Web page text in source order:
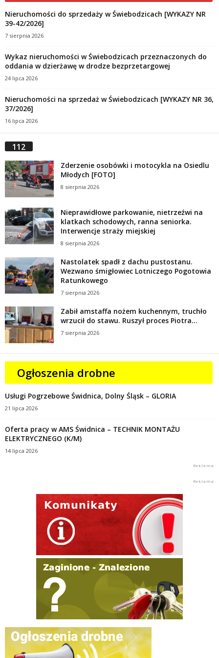
Nieruchomości do sprzedaży w Świebodzicach [WYKAZY NR
39-42/2026]
7 sierpnia 2026
Wykaz nieruchomości w Świebodzicach przeznaczonych do
oddania w dzierżawę w drodze bezprzetargowej
24 lipca 2026
Nieruchomości na sprzedaż w Świebodzicach [WYKAZY NR 36,
37/2026]
16 lipca 2026
112
Zderzenie osobówki i motocykla na Osiedlu
Młodych [FOTO]
8 sierpnia 2026
Nieprawidłowe parkowanie, nietrzeźwi na
klatkach schodowych, ranna seniorka.
Interwencje straży miejskiej
8 sierpnia 2026
Nastolatek spadł z dachu pustostanu.
Wezwano śmigłowiec Lotniczego Pogotowia
Ratunkowego
7 sierpnia 2026
Zabił amstaffa nożem kuchennym, truchło
wrzucił do stawu. Ruszył proces Piotra...
7 sierpnia 2026
Ogłoszenia drobne
Usługi Pogrzebowe Świdnica, Dolny Śląsk – GLORIA
21 lipca 2026
Oferta pracy w AMS Świdnica – TECHNIK MONTAŻU
ELEKTRYCZNEGO (K/M)
14 lipca 2026